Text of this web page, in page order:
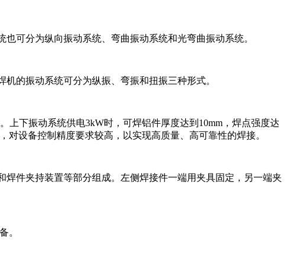
可分为纵向振动系统、弯曲振动系统和光弯曲振动系统。
的振动系统可分为纵振、弯振和扭振三种形式。
上下振动系统供电3kW时，可焊铝件厚度达到10mm，焊点强度达
设备控制精度要求较高，以实现高质量、高可靠性的焊接。
件夹持装置等部分组成。左侧焊接件一端用夹具固定，另一端夹
。